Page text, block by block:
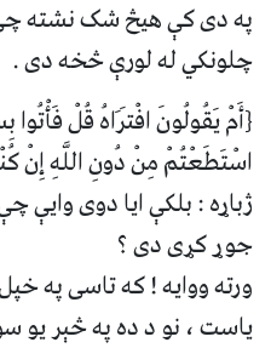
په دی کې هیڅ شک نشته چې
چلونکي له لورې څخه دی .
{أَمْ يَقُولُونَ افْتَرَاهُ قُلْ
اسْتَطَعْتُمْ مِنْ دُونِ اللَّهِ إِنْ
ژباړه : بلکې ایا دوی وایې
جوړ کړی دی ؟
ورته ووایه ! که تاسی په
یاست ، نو د ده په څېر یو